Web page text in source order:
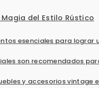
del Estilo Rústico
esenciales para
son recomendados
y accesorios vintage